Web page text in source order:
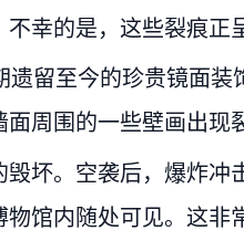
幸的是，这些裂痕正
留至今的珍贵镜面
周围的一些壁画出现
坏。空袭后，爆炸冲
馆内随处可见。这非